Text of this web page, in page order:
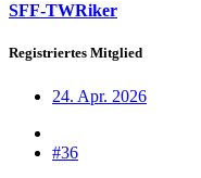
SFF-TWRiker
Registriertes Mitglied
24. Apr. 2026
#36